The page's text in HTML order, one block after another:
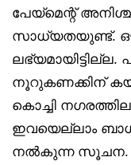
പേയ്‌മെന്റ്
സാധ്യതയുണ്ട്.
ലഭ്യമായിട്ടില്ല.
നൂറുകണക്കിന്
കൊച്ചി
ഇവയെല്ലാം
നൽകുന്ന സൂചന.